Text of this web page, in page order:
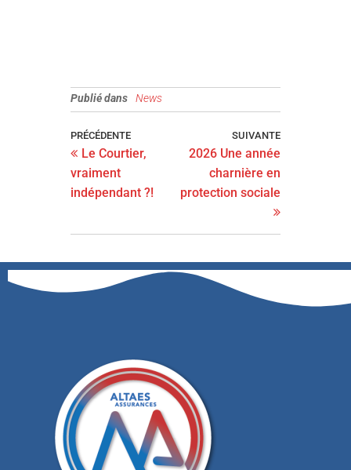
Publié dans News
PRÉCÉDENTE
Le Courtier,
vraiment
indépendant ?!
SUIVANTE
2026 Une année
charnière en
protection sociale